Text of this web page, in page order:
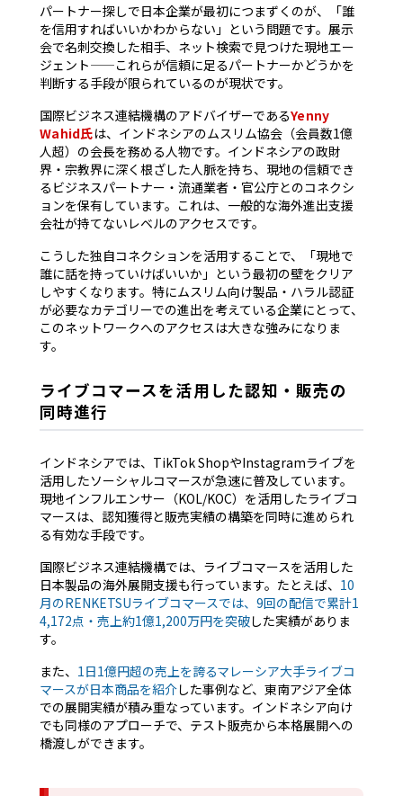
パートナー探しで日本企業が最初につまずくのが、「誰
を信用すればいいかわからない」という問題です。展示
会で名刺交換した相手、ネット検索で見つけた現地エー
ジェント——これらが信頼に足るパートナーかどうかを
判断する手段が限られているのが現状です。
国際ビジネス連結機構のアドバイザーであるYenny
Wahid氏は、インドネシアのムスリム協会（会員数1億
人超）の会長を務める人物です。インドネシアの政財
界・宗教界に深く根ざした人脈を持ち、現地の信頼でき
るビジネスパートナー・流通業者・官公庁とのコネクシ
ョンを保有しています。これは、一般的な海外進出支援
会社が持てないレベルのアクセスです。
こうした独自コネクションを活用することで、「現地で
誰に話を持っていけばいいか」という最初の壁をクリア
しやすくなります。特にムスリム向け製品・ハラル認証
が必要なカテゴリーでの進出を考えている企業にとって、
このネットワークへのアクセスは大きな強みになりま
す。
ライブコマースを活用した認知・販売の
同時進行
インドネシアでは、TikTok ShopやInstagramライブを
活用したソーシャルコマースが急速に普及しています。
現地インフルエンサー（KOL/KOC）を活用したライブコ
マースは、認知獲得と販売実績の構築を同時に進められ
る有効な手段です。
国際ビジネス連結機構では、ライブコマースを活用した
日本製品の海外展開支援も行っています。たとえば、 10
月のRENKETSUライブコマースでは、9回の配信で累計1
4,172点・売上約1億1,200万円を突破した実績がありま
す。
また、 1日1億円超の売上を誇るマレーシア大手ライブコ
マースが日本商品を紹介した事例など、東南アジア全体
での展開実績が積み重なっています。インドネシア向け
でも同様のアプローチで、テスト販売から本格展開への
橋渡しができます。